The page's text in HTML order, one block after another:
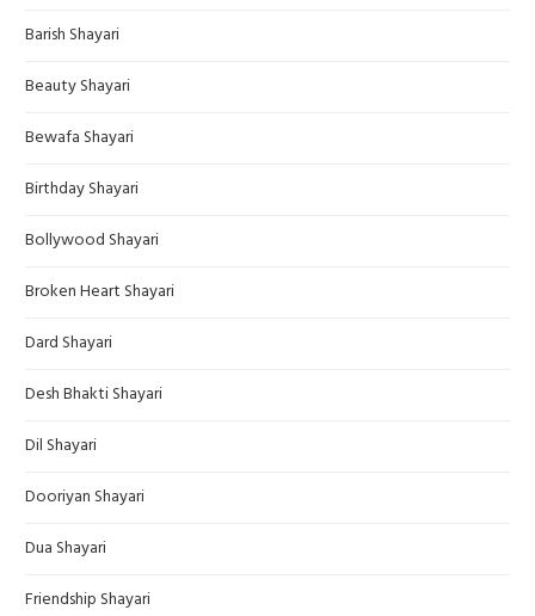
Barish Shayari
Beauty Shayari
Bewafa Shayari
Birthday Shayari
Bollywood Shayari
Broken Heart Shayari
Dard Shayari
Desh Bhakti Shayari
Dil Shayari
Dooriyan Shayari
Dua Shayari
Friendship Shayari